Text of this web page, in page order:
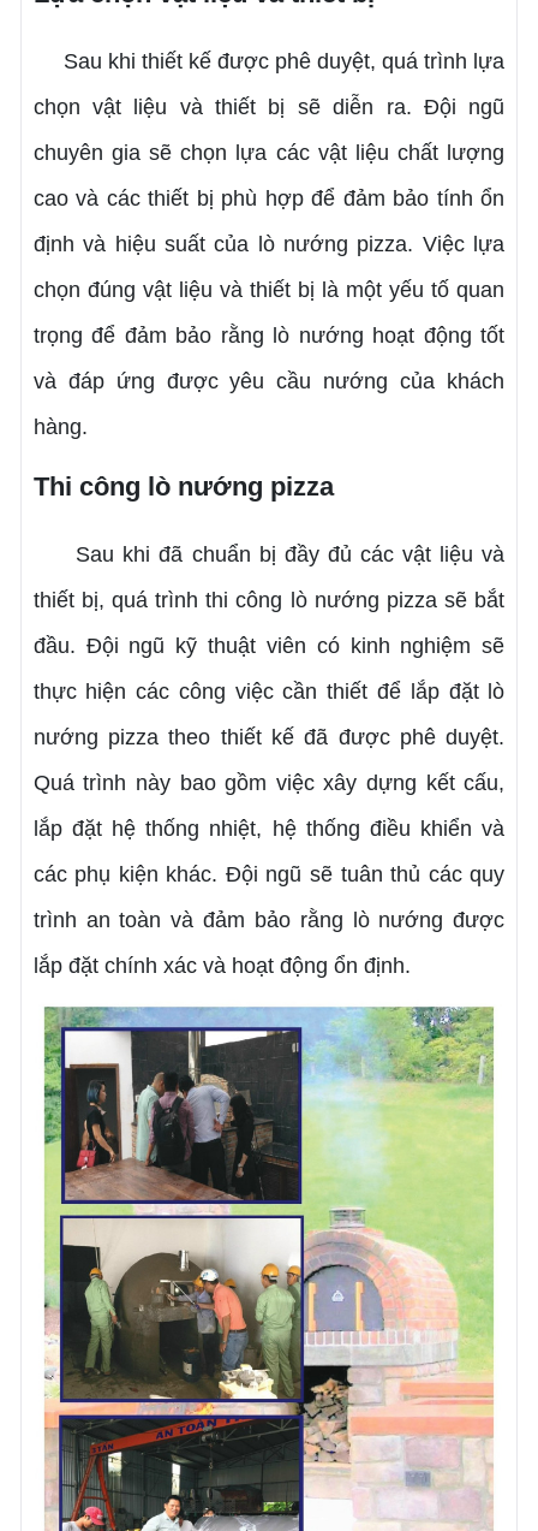
Sau khi thiết kế được phê duyệt, quá trình lựa
chọn vật liệu và thiết bị sẽ diễn ra. Đội ngũ
chuyên gia sẽ chọn lựa các vật liệu chất lượng
cao và các thiết bị phù hợp để đảm bảo tính ổn
định và hiệu suất của lò nướng pizza. Việc lựa
chọn đúng vật liệu và thiết bị là một yếu tố quan
trọng để đảm bảo rằng lò nướng hoạt động tốt
và đáp ứng được yêu cầu nướng của khách
hàng.
Thi công lò nướng pizza
Sau khi đã chuẩn bị đầy đủ các vật liệu và
thiết bị, quá trình thi công lò nướng pizza sẽ bắt
đầu. Đội ngũ kỹ thuật viên có kinh nghiệm sẽ
thực hiện các công việc cần thiết để lắp đặt lò
nướng pizza theo thiết kế đã được phê duyệt.
Quá trình này bao gồm việc xây dựng kết cấu,
lắp đặt hệ thống nhiệt, hệ thống điều khiển và
các phụ kiện khác. Đội ngũ sẽ tuân thủ các quy
trình an toàn và đảm bảo rằng lò nướng được
lắp đặt chính xác và hoạt động ổn định.